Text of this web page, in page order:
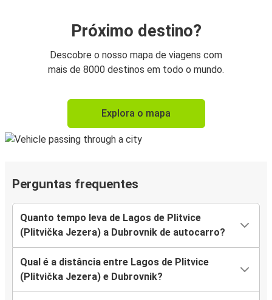
Próximo destino?
Descobre o nosso mapa de viagens com
mais de 8000 destinos em todo o mundo.
Explora o mapa
Perguntas frequentes
Quanto tempo leva de Lagos de Plitvice
(Plitvička Jezera) a Dubrovnik de autocarro?
Qual é a distância entre Lagos de Plitvice
(Plitvička Jezera) e Dubrovnik?